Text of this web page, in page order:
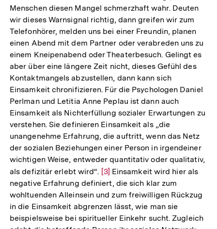
der
Fußnote
Menschen diesen Mangel schmerzhaft wahr. Deuten
wir dieses Warnsignal richtig, dann greifen wir zum
Telefonhörer, melden uns bei einer Freundin, planen
einen Abend mit dem Partner oder verabreden uns zu
einem Kneipenabend oder Theaterbesuch. Gelingt es
aber über eine längere Zeit nicht, dieses Gefühl des
Kontaktmangels abzustellen, dann kann sich
Einsamkeit chronifizieren. Für die Psychologen Daniel
Perlman und Letitia Anne Peplau ist dann auch
Einsamkeit als Nichterfüllung sozialer Erwartungen zu
verstehen. Sie definieren Einsamkeit als „die
unangenehme Erfahrung, die auftritt, wenn das Netz
der sozialen Beziehungen einer Person in irgendeiner
wichtigen Weise, entweder quantitativ oder qualitativ,
als defizitär erlebt wird“. Zur
Auflösung
der
Fußnote
[3] Einsamkeit wird hier als
negative Erfahrung definiert, die sich klar zum
wohltuenden Alleinsein und zum freiwilligen Rückzug
in die Einsamkeit abgrenzen lässt, wie man sie
beispielsweise bei spiritueller Einkehr sucht. Zugleich